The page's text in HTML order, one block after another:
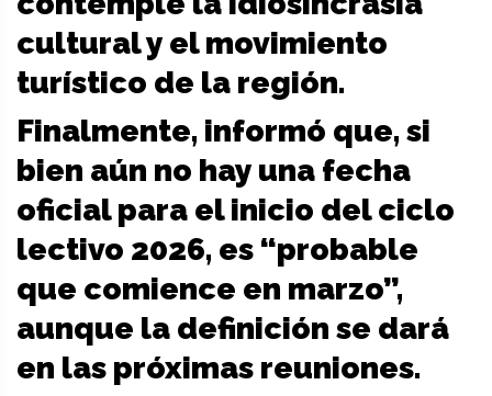
cultural y el movimiento
turístico de la región.
Finalmente, informó que, si
bien aún no hay una fecha
oficial para el inicio del ciclo
lectivo 2026, es “probable
que comience en marzo”,
aunque la definición se dará
en las próximas reuniones.